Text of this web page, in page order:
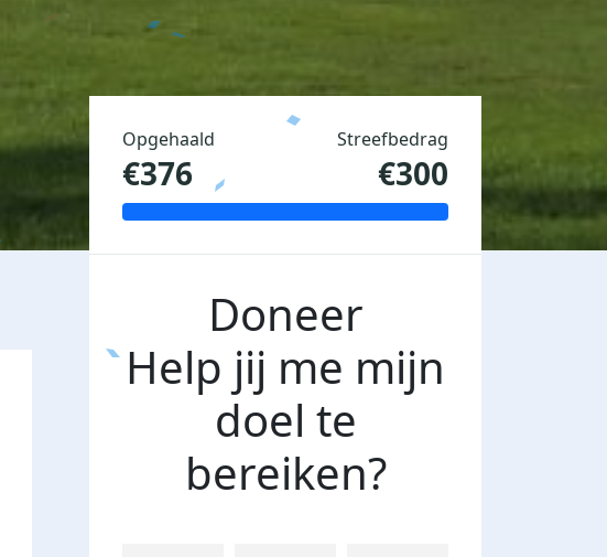
Opgehaald
€376
Streefbedrag
€300
Doneer
Help jij me mijn
doel te
bereiken?